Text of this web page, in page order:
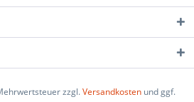
zzgl.Versandkosten und ggf.